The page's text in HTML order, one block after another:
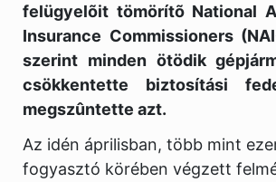
felügyelõit tömörítõ National
Insurance Commissioners
szerint minden ötödik
csökkentette biztosítási
megszûntette azt.
Az idén áprilisban, több mint
fogyasztó körében végzett